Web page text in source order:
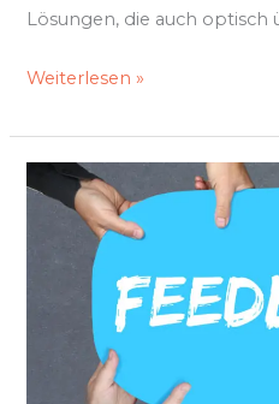
Lösungen, die auch optisch
Weiterlesen »
man
Teilnehmerfeedback
auswertet